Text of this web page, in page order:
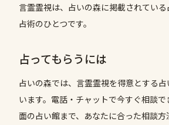
言霊霊視は、占いの森に掲載されてい
占術のひとつです。
占ってもらうには
占いの森では、 言霊霊視を得意とする
います。電話・チャットで今すぐ相談
面の占い館まで、あなたに合った相談方